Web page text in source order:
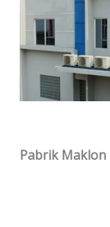
Pabrik